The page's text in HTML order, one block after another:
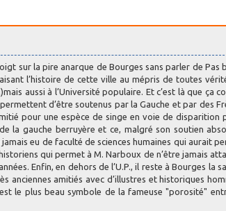
sur la pire anarque de Bourges sans parler de Pas
l’histoire de cette ville au mépris de toutes
aussi à l’Université populaire. Et c’est là que ça
d’être soutenus par la Gauche et par des
pour une espèce de singe en voie de disparition
la gauche berruyère et ce, malgré son soutien
eu de faculté de sciences humaines qui aurait
qui permet à M. Narboux de n’être jamais
Enfin, en dehors de l’U.P., il reste à Bourges la
anciennes amitiés avec d’illustres et historiques
le plus beau symbole de la fameuse "porosité"